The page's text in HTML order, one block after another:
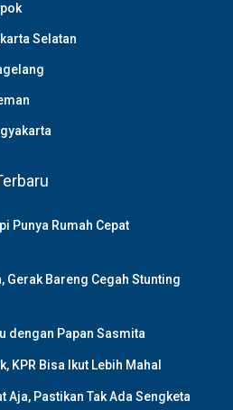
Selatan
Punya Rumah Cepat
Gerak Bareng Cegah Stunting
dengan Papan Sasmita
KPR Bisa Ikut Lebih Mahal
Aja, Pastikan Tak Ada Sengketa